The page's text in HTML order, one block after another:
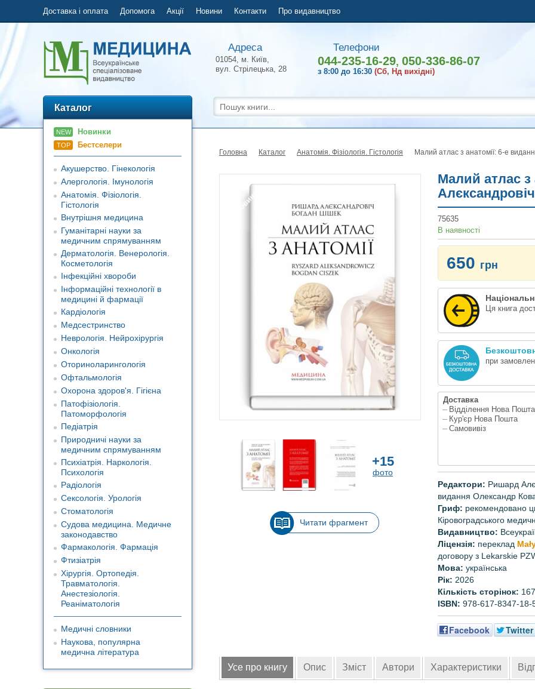
Доставка і оплата Допомога Акції Новини Контакти Про видавництво
Адреса
01054, м. Київ,
вул. Стрілецька, 28
Телефони
044-235-16-29,050-336-86-07
з 8:00 до 16:30 (Сб, Нд вихідні)
Головна Каталог Анатомія. Фізіологія. Гістологія Малий атлас з анатомії: 6-е
+15
фото
Новинка
Читати фрагмент
Малий атлас з
75635
В наявності
650 грн
Ця книга
при
Доставка
Відділення Нова Пошта
Кур'єр Нова Пошта
Самовивіз
Редактори: Ришард
видання Олександр
Гриф: рекомендовано
Кіровоградського
Видавництво:
Ліцензія: переклад
договору з Lekarskie
Мова: українська
Рік: 2026
Кількість сторінок:
ISBN: 978-617-8347-18-
Facebook Twitter
Усе про книгу Опис Зміст Автори Характеристики
Каталог
NEW Новинки
TOP Бестселери
Акушерство. Гінекологія
Алергологія. Імунологія
Анатомія. Фізіологія.
Гістологія
Внутрішня медицина
Гуманітарні науки за
медичним спрямуванням
Дерматологія. Венерологія.
Косметологія
Інфекційні хвороби
Інформаційні технології в
медицині й фармації
Кардіологія
Медсестринство
Неврологія. Нейрохірургія
Онкологія
Оториноларингологія
Офтальмологія
Охорона здоров'я. Гігієна
Патофізіологія.
Патоморфологія
Педіатрія
Природничі науки за
медичним спрямуванням
Психіатрія. Наркологія.
Психологія
Радіологія
Сексологія. Урологія
Стоматологія
Судова медицина. Медичне
законодавство
Фармакологія. Фармація
Фтизіатрія
Хірургія. Ортопедія.
Травматологія.
Анестезіологія.
Реаніматологія
Медичні словники
Наукова, популярна
медична література